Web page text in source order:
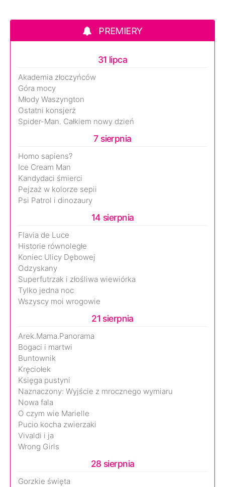
PREMIERY
31 lipca
Akademia złoczyńców
Góra mocy
Młody Waszyngton
Ostatni konsjerż
Spider-Man. Całkiem nowy dzień
7 sierpnia
Homo sapiens?
Ice Cream Man
Kandydaci śmierci
Pejzaż w kolorze sepii
Psi Patrol i dinozaury
14 sierpnia
Flavia de Luce
Historie równoległe
Koniec Ulicy Dębowej
Odzyskany
Superfutrzak i złośliwa wiewiórka
Tylko jedna noc
Wszyscy moi wrogowie
21 sierpnia
Arek.Mama.Panorama
Bogaci i martwi
Buntownik
Kręciołek
Księga pustyni
Naznaczony: Wyjście z mrocznego wymiaru
Nowa fala
O czym wie Marielle
Pucio kocha zwierzaki
Vivaldi i ja
Wrong Girls
28 sierpnia
Gorzkie święta